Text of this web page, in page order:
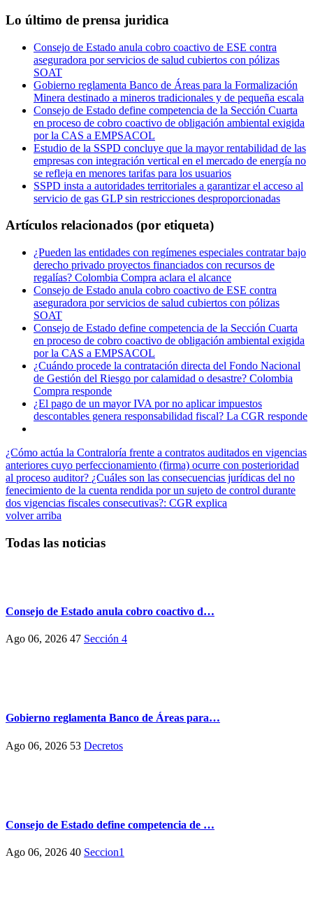
Lo último de prensa juridica
Consejo de Estado anula cobro coactivo de ESE contra
aseguradora por servicios de salud cubiertos con pólizas
SOAT
Gobierno reglamenta Banco de Áreas para la Formalización
Minera destinado a mineros tradicionales y de pequeña escala
Consejo de Estado define competencia de la Sección Cuarta
en proceso de cobro coactivo de obligación ambiental exigida
por la CAS a EMPSACOL
Estudio de la SSPD concluye que la mayor rentabilidad de las
empresas con integración vertical en el mercado de energía no
se refleja en menores tarifas para los usuarios
SSPD insta a autoridades territoriales a garantizar el acceso al
servicio de gas GLP sin restricciones desproporcionadas
Artículos relacionados (por etiqueta)
¿Pueden las entidades con regímenes especiales contratar bajo
derecho privado proyectos financiados con recursos de
regalías? Colombia Compra aclara el alcance
Consejo de Estado anula cobro coactivo de ESE contra
aseguradora por servicios de salud cubiertos con pólizas
SOAT
Consejo de Estado define competencia de la Sección Cuarta
en proceso de cobro coactivo de obligación ambiental exigida
por la CAS a EMPSACOL
¿Cuándo procede la contratación directa del Fondo Nacional
de Gestión del Riesgo por calamidad o desastre? Colombia
Compra responde
¿El pago de un mayor IVA por no aplicar impuestos
descontables genera responsabilidad fiscal? La CGR responde
¿Cómo actúa la Contraloría frente a contratos auditados en vigencias
anteriores cuyo perfeccionamiento (firma) ocurre con posterioridad
al proceso auditor? ¿Cuáles son las consecuencias jurídicas del no
fenecimiento de la cuenta rendida por un sujeto de control durante
dos vigencias fiscales consecutivas?: CGR explica
volver arriba
Todas las noticias
Consejo de Estado anula cobro coactivo d…
Ago 06, 2026 47 Sección 4
Gobierno reglamenta Banco de Áreas para…
Ago 06, 2026 53 Decretos
Consejo de Estado define competencia de …
Ago 06, 2026 40 Seccion1